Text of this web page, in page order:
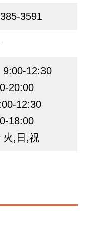
3591
9:00-12:30
20:00
12:30
18:00
火,日,祝